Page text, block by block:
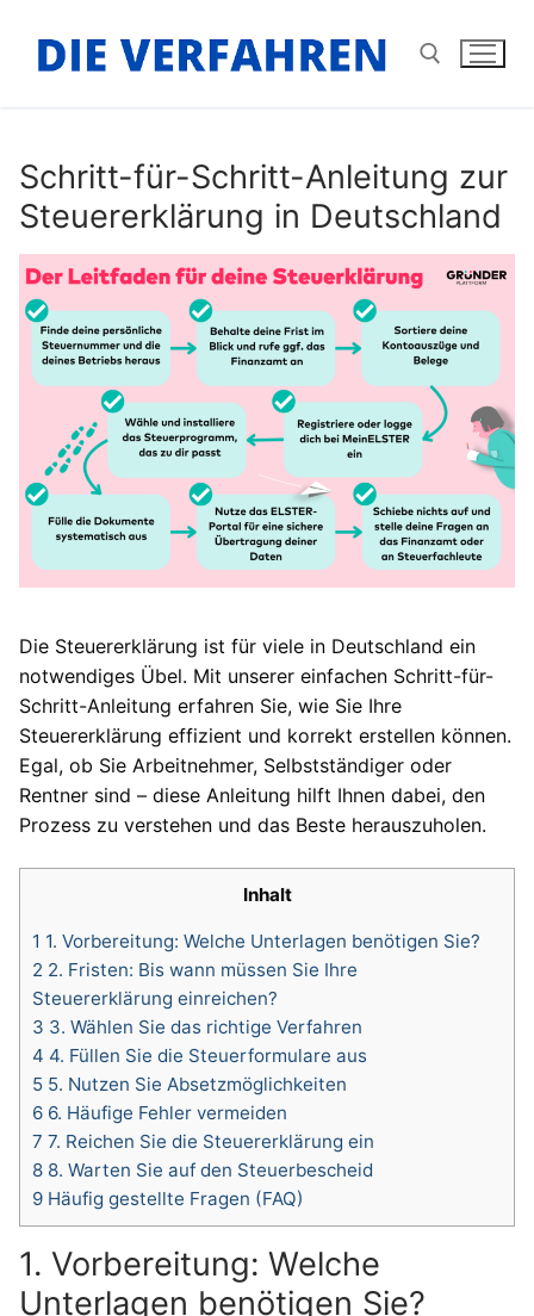
Inhalt
springen
Schritt-für-Schritt-Anleitung zur
Steuererklärung in Deutschland
Die Steuererklärung ist für viele in Deutschland ein
notwendiges Übel. Mit unserer einfachen Schritt-für-
Schritt-Anleitung erfahren Sie, wie Sie Ihre
Steuererklärung effizient und korrekt erstellen können.
Egal, ob Sie Arbeitnehmer, Selbstständiger oder
Rentner sind – diese Anleitung hilft Ihnen dabei, den
Prozess zu verstehen und das Beste herauszuholen.
Inhalt
1 1. Vorbereitung: Welche Unterlagen benötigen Sie?
2 2. Fristen: Bis wann müssen Sie Ihre
Steuererklärung einreichen?
3 3. Wählen Sie das richtige Verfahren
4 4. Füllen Sie die Steuerformulare aus
5 5. Nutzen Sie Absetzmöglichkeiten
6 6. Häufige Fehler vermeiden
7 7. Reichen Sie die Steuererklärung ein
8 8. Warten Sie auf den Steuerbescheid
9 Häufig gestellte Fragen (FAQ)
1. Vorbereitung: Welche
Unterlagen benötigen Sie?